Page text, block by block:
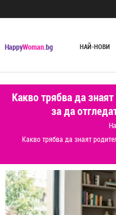
HappyWoman.bg НАЙ-НОВИ
Какво трябва да
за да
Какво трябва да знаят